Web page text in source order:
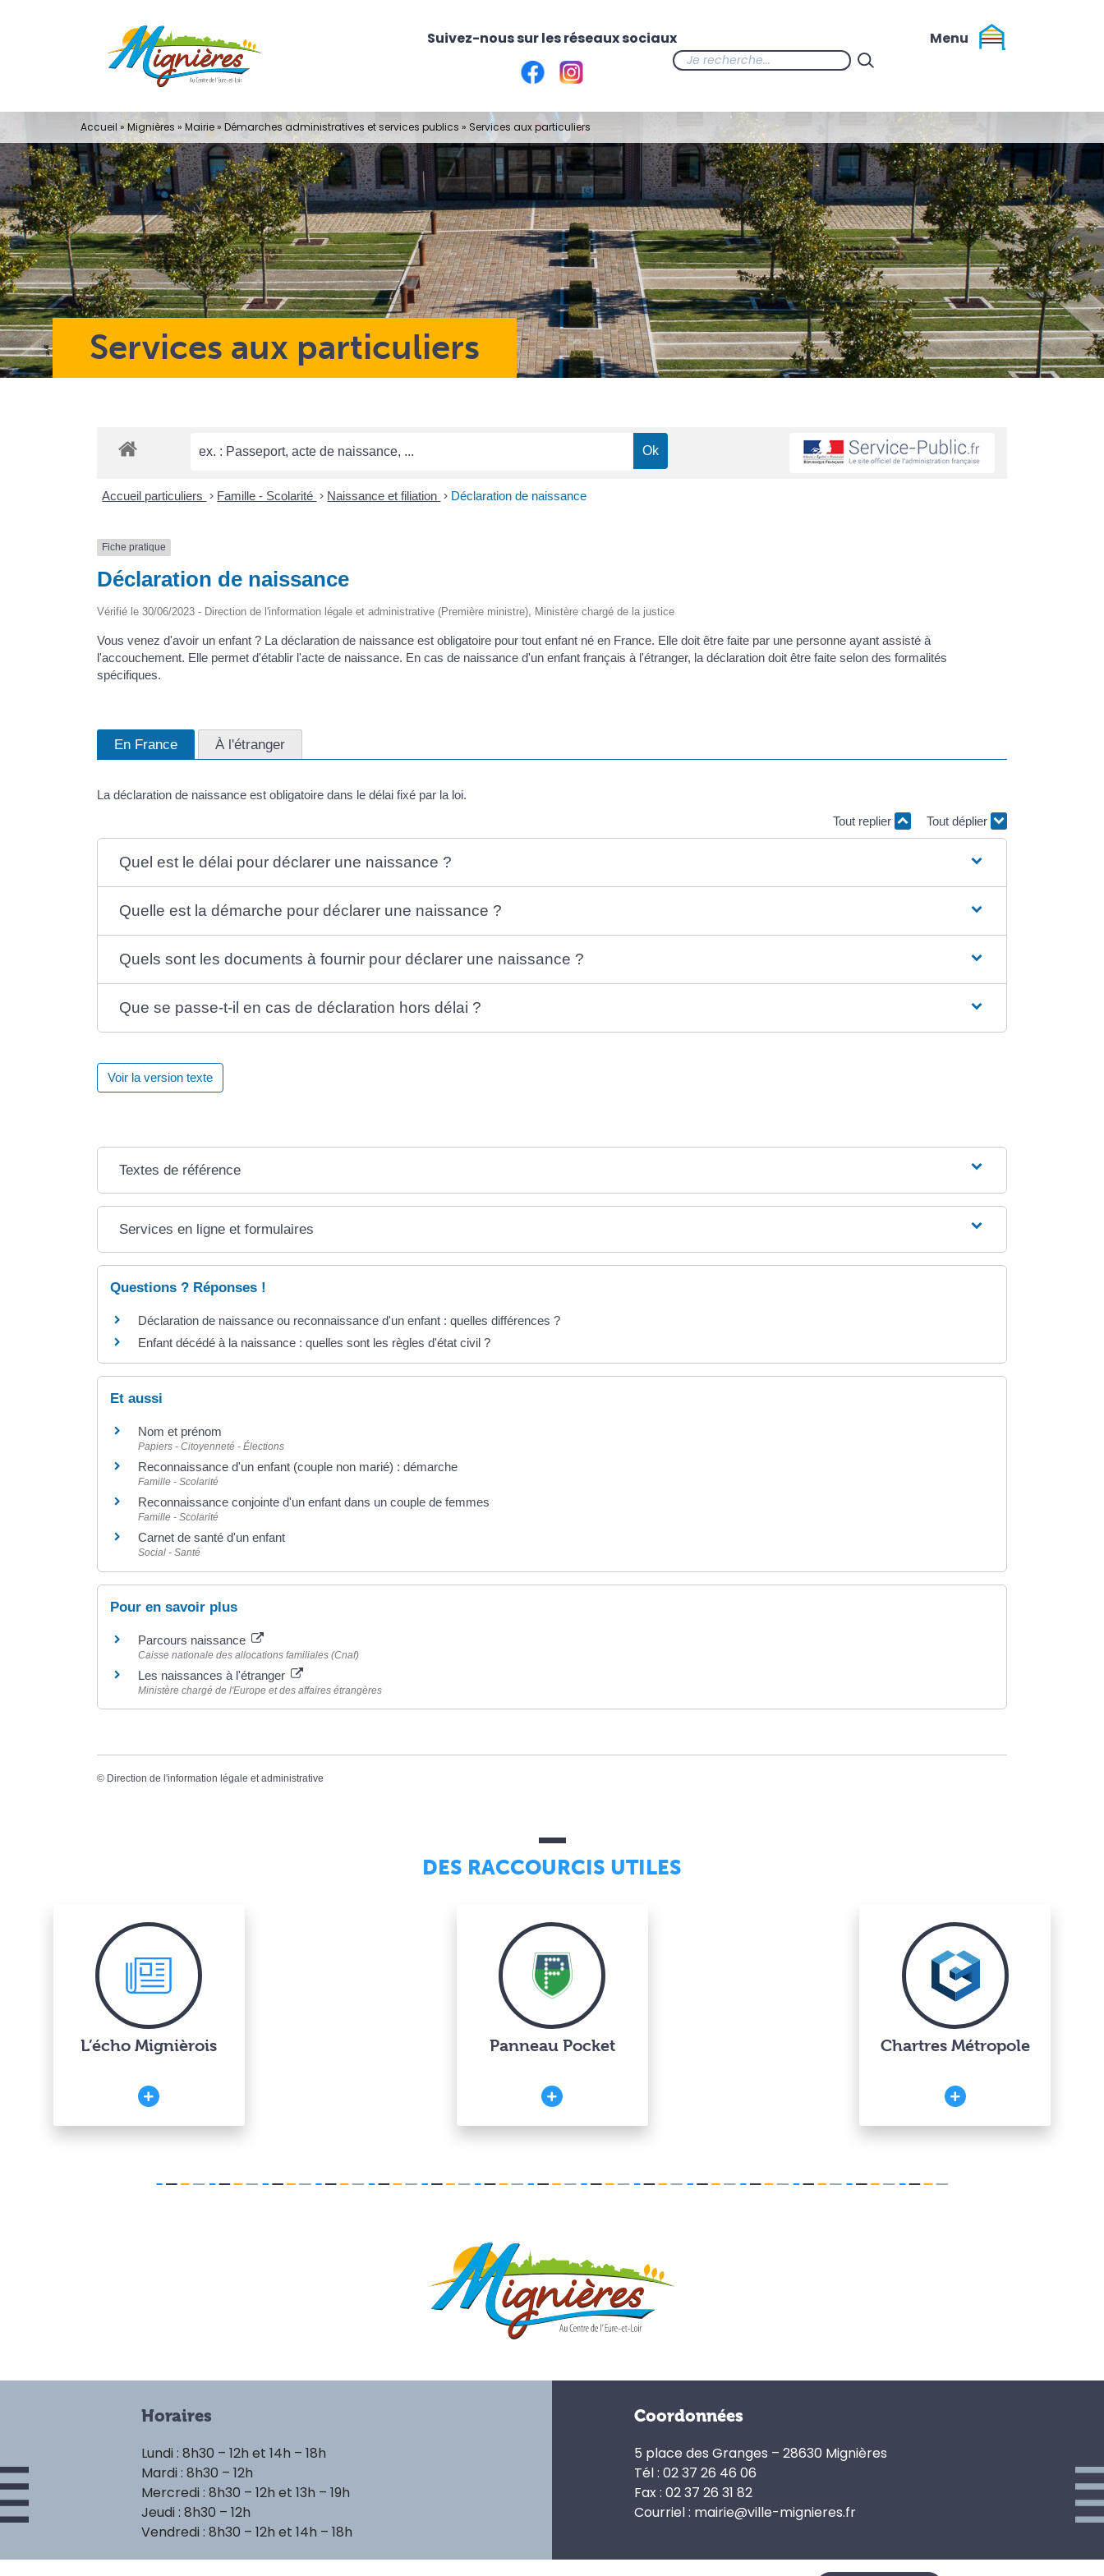
Services aux particuliers
Accueil » Mignières » Mairie» Démarches administratives et services publics » Services aux particuliers
Accueil particuliers > Famille - Scolarité > Naissance et filiation > Déclaration de naissance
Fiche pratique
Déclaration de naissance
Vérifié le 30/06/2023 - Direction de l'information légale et administrative (Première ministre), Ministère chargé de la justice
Vous venez d'avoir un enfant ? La déclaration de naissance est obligatoire pour tout enfant né en France. Elle doit être faite par une personne ayant assisté à
l'accouchement. Elle permet d'établir l'acte de naissance. En cas de naissance d'un enfant français à l'étranger, la déclaration doit être faite selon des formalités
spécifiques.
En France À l'étranger
La déclaration de naissance est obligatoire dans le délai fixé par la loi.
Tout replier
Tout déplier
Quel est le délai pour déclarer une naissance ?
Quelle est la démarche pour déclarer une naissance ?
Quels sont les documents à fournir pour déclarer une naissance ?
Que se passe-t-il en cas de déclaration hors délai ?
Voir la version texte
Textes de référence
Services en ligne et formulaires
Questions ? Réponses !
Déclaration de naissance ou reconnaissance d'un enfant : quelles différences ?
Enfant décédé à la naissance : quelles sont les règles d'état civil ?
Et aussi
Nom et prénom
Papiers - Citoyenneté - Élections
Reconnaissance d'un enfant (couple non marié) : démarche
Famille - Scolarité
Reconnaissance conjointe d'un enfant dans un couple de femmes
Famille - Scolarité
Carnet de santé d'un enfant
Social - Santé
Pour en savoir plus
Parcours naissance
Caisse nationale des allocations familiales (Cnaf)
Les naissances à l'étranger
Ministère chargé de l'Europe et des affaires étrangères
© Direction de l'information légale et administrative
DES RACCOURCIS UTILES
L’écho Mignièrois Panneau Pocket Chartres Métropole
Horaires
Lundi : 8h30 – 12h et 14h – 18h
Mardi : 8h30 – 12h
Mercredi : 8h30 – 12h et 13h – 19h
Jeudi : 8h30 – 12h
Vendredi : 8h30 – 12h et 14h – 18h
Coordonnées
5 place des Granges – 28630 Mignières
Tél : 02 37 26 46 06
Fax : 02 37 26 31 82
Courriel : mairie@ville-mignieres.fr